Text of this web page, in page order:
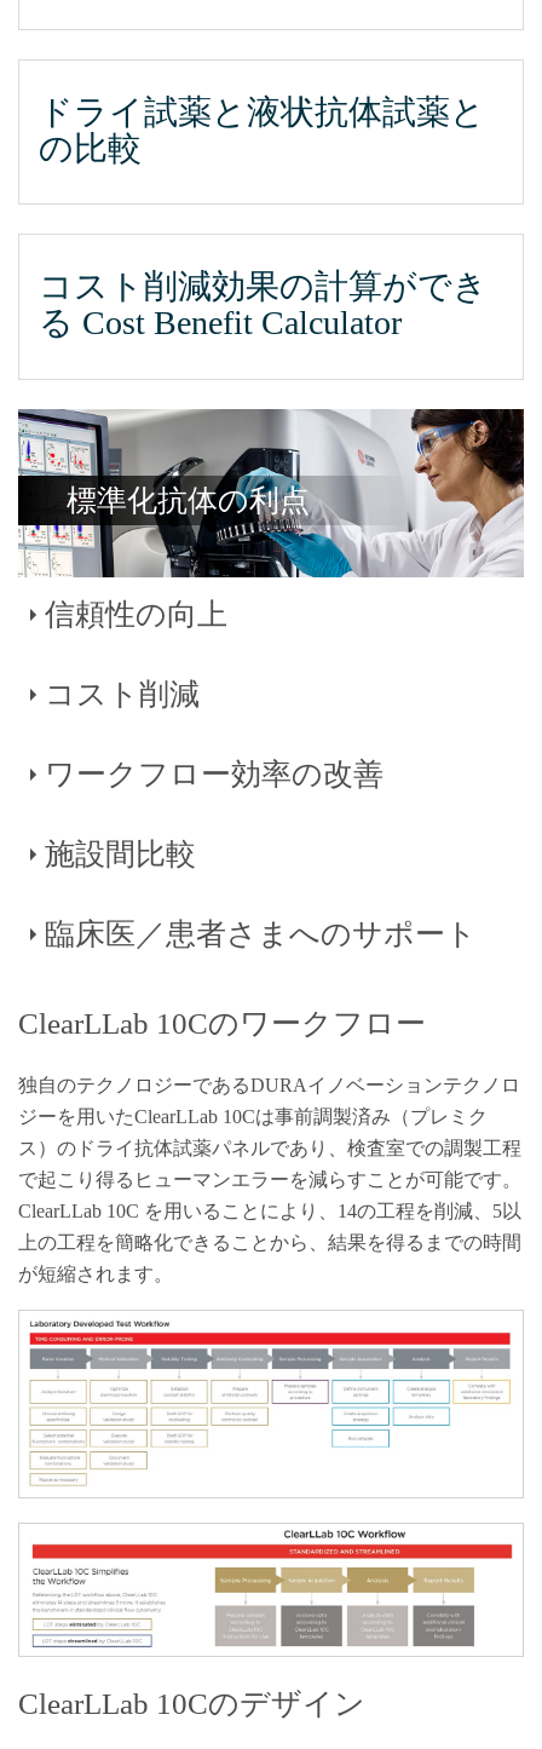
ドライ試薬と液状抗体試薬と
の比較
コスト削減効果の計算ができ
る Cost Benefit Calculator
標準化抗体の利点
信頼性の向上
フローサイトメトリーによるイムノフェノタイピング
査(LDT) では、パネルのスクリーニングに用いる抗体カク
テルをマニュアルで作製します。マニュアル分注を伴うプ
正しく行われていないことなどが原因でエラーが起こりや
された標準化抗体パネルの場合、調製工程での上記のよう
果に確信を持つことが可能です。
ClearLLabがもたらす測定結果への確信
コスト削減
フローサイトメーターの購入に伴うコストは高額であるた
ローサイトメーターで実施する検査の効率と精度を確保し
なければなりません。
自家調製検査（LTD）の抗体調製は非常に複雑なことか
ら、フローサイトメトリーのパネル調製を専門に担う技師
なっています。一方、標準化された試薬では、マニュアル
での調製作業が不要で、ムダやエラーが減り、大きな節約
につなげることが可能です。
より少ない労力・コストで、より多くの検査を実施するに
は？
ClearLLabによるコスト削減についてはこちらをご覧ください！
ワークフロー効率の改善
自家調製検査（LDT）では、検査室独自で開発したパネル
それぞれの抗体を個々に調製した後、バリデーションしま
す。これが終わればカクテルを作製し、抗体を組み合わせ
なりません。抗体を混合したことでバリデーション結果に
影響が出てしまった場合は、さらに調製が必要になること
もあります。通常のバッチテスト、安定性テストに加え、
品質保証全般で、各国の規制を遵守し、適正に文書を管理
しなければなりません。調製にかかるこうした作業は、最
先端の10カラーフローサイトメーターを使用している場合
は特に、ワークフローの大きな部分を占めることになりま
す。標準化された試薬の使用することで、ワークフローが
短縮され、より早く結果が得られるだけでなく、手作業に
可能になります。
時間短縮について、さらに詳しく見る。
施設間比較
検査のセットアップや結果解析が複雑でばらつきがあるこ
ンサスガイドラインに基づいて行われたとしても、標準化
施設間で比較することはできません。世界規模で標準化さ
れた試薬および手順を用いて検査を行うことで、共同研
究、データ共有、教育の体制が整い、臨床教育と臨床研究
の質が共に向上します。標準化されたアプローチを用いて
得られた結果は、国際ガイドラインへの準拠が確保され、
プロトコルのセットアップや結果の解釈のばらつき等の交
絡要因が取り除かれます。
確信を持てる結果をあなたとあなたの患者さまに。
的確な結果が得られる検査手法
臨床医／患者さまへのサポート
臨床医が正しい診断、適切な治療決定を行うには、検査結
果が正確である必要があります。検体検査結果の解釈や症
例結論が適切でない場合、患者にとって深刻な結果が生じ
る可能性があります。標準化された検査では、臨床医は得
られた結論について自信を深めることができ、その検査が
仮に別の場所で行われたとしても、同じ結論が導かれたで
あろう、と認識できることで、患者に質の高い医療を提供
することが可能です。患者にとっては、的確な検査結果を
より速く得られることにより、適切な治療を可能な限り早
がる可能性が高まります。
症例集はこちらでご覧いただけます。
ClearLLab 10Cのワークフロー
独自のテクノロジーであるDURAイノベーションテクノロ
ジーを用いたClearLLab 10Cは事前調製済み（プレミク
ス）のドライ抗体試薬パネルであり、検査室での調製工程
で起こり得るヒューマンエラーを減らすことが可能です。
ClearLLab 10C を用いることにより、14の工程を削減、5以
上の工程を簡略化できることから、結果を得るまでの時間
が短縮されます。
ClearLLab 10Cのデザイン